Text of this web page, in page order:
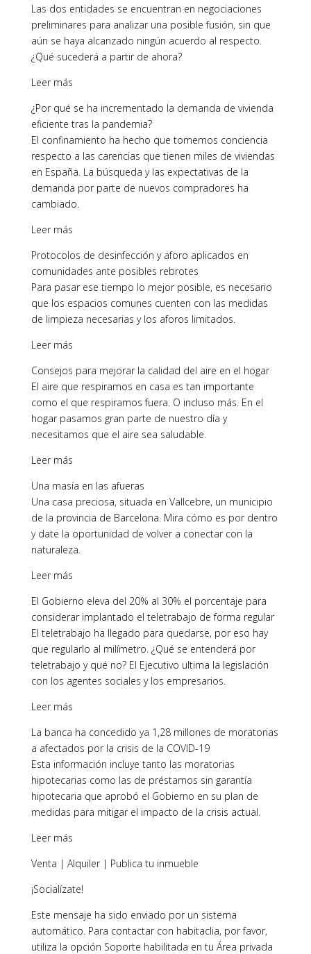
Las dos entidades se encuentran en negociaciones
preliminares para analizar una posible fusión, sin que
aún se haya alcanzado ningún acuerdo al respecto.
¿Qué sucederá a partir de ahora?
Leer más
¿Por qué se ha incrementado la demanda de vivienda
eficiente tras la pandemia?
El confinamiento ha hecho que tomemos conciencia
respecto a las carencias que tienen miles de viviendas
en España. La búsqueda y las expectativas de la
demanda por parte de nuevos compradores ha
cambiado.
Leer más
Protocolos de desinfección y aforo aplicados en
comunidades ante posibles rebrotes
Para pasar ese tiempo lo mejor posible, es necesario
que los espacios comunes cuenten con las medidas
de limpieza necesarias y los aforos limitados.
Leer más
Consejos para mejorar la calidad del aire en el hogar
El aire que respiramos en casa es tan importante
como el que respiramos fuera. O incluso más. En el
hogar pasamos gran parte de nuestro día y
necesitamos que el aire sea saludable.
Leer más
Una masía en las afueras
Una casa preciosa, situada en Vallcebre, un municipio
de la provincia de Barcelona. Mira cómo es por dentro
y date la oportunidad de volver a conectar con la
naturaleza.
Leer más
El Gobierno eleva del 20% al 30% el porcentaje para
considerar implantado el teletrabajo de forma regular
El teletrabajo ha llegado para quedarse, por eso hay
que regularlo al milímetro. ¿Qué se entenderá por
teletrabajo y qué no? El Ejecutivo ultima la legislación
con los agentes sociales y los empresarios.
Leer más
La banca ha concedido ya 1,28 millones de moratorias
a afectados por la crisis de la COVID-19
Esta información incluye tanto las moratorias
hipotecarias como las de préstamos sin garantía
hipotecaria que aprobó el Gobierno en su plan de
medidas para mitigar el impacto de la crisis actual.
Leer más
Venta | Alquiler | Publica tu inmueble
¡Socialízate!
Este mensaje ha sido enviado por un sistema
automático. Para contactar con habitaclia, por favor,
utiliza la opción Soporte habilitada en tu Área privada